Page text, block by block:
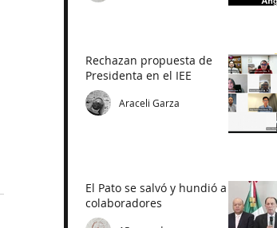
Rechazan propuesta de
Presidenta en el IEE
Araceli Garza
El Pato se salvó y hundió a
colaboradores